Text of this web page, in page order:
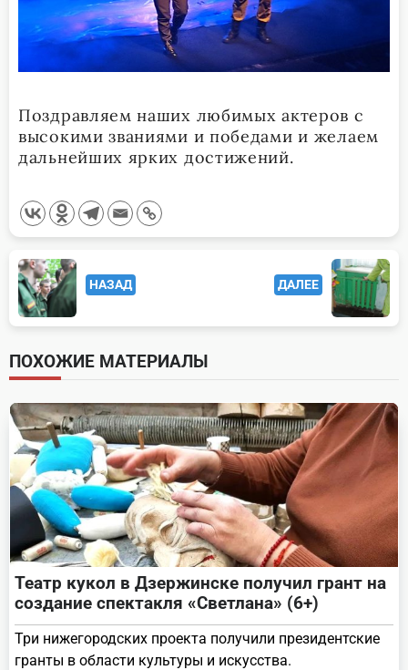
Поздравляем наших любимых актеров с
высокими званиями и победами и желаем
дальнейших ярких достижений.
<span
class="nav-
subtitle
screen-
reader-
text">Page</span>
НАЗАД ДАЛЕЕ
ПОХОЖИЕ МАТЕРИАЛЫ
Театр кукол в Дзержинске получил грант на
создание спектакля «Светлана» (6+)
Три нижегородских проекта получили президентские
гранты в области культуры и искусства.